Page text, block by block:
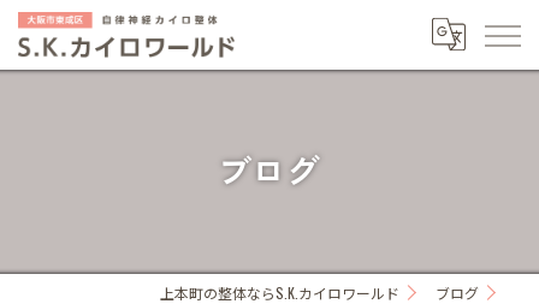
ブログ
上本町の整体ならS.K.カイロワールド ブログ